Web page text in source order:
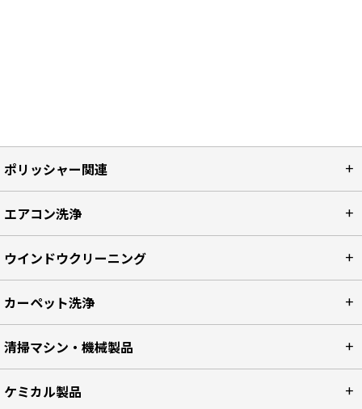
ポリッシャー関連
エアコン洗浄
ウインドウクリーニング
カーペット洗浄
清掃マシン・機械製品
ケミカル製品